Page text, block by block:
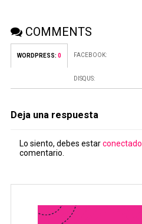
COMMENTS
WORDPRESS: 0 FACEBOOK:
DISQUS:
Deja una respuesta
Lo siento, debes estarconectado
comentario.